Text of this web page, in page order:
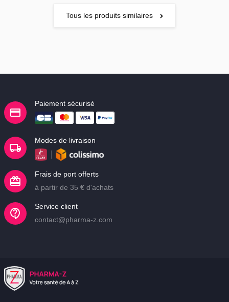
Tous les produits similaires
Paiement sécurisé
Modes de livraison
Frais de port offerts
à partir de 35 € d'achats
Service client
contact@pharma-z.com